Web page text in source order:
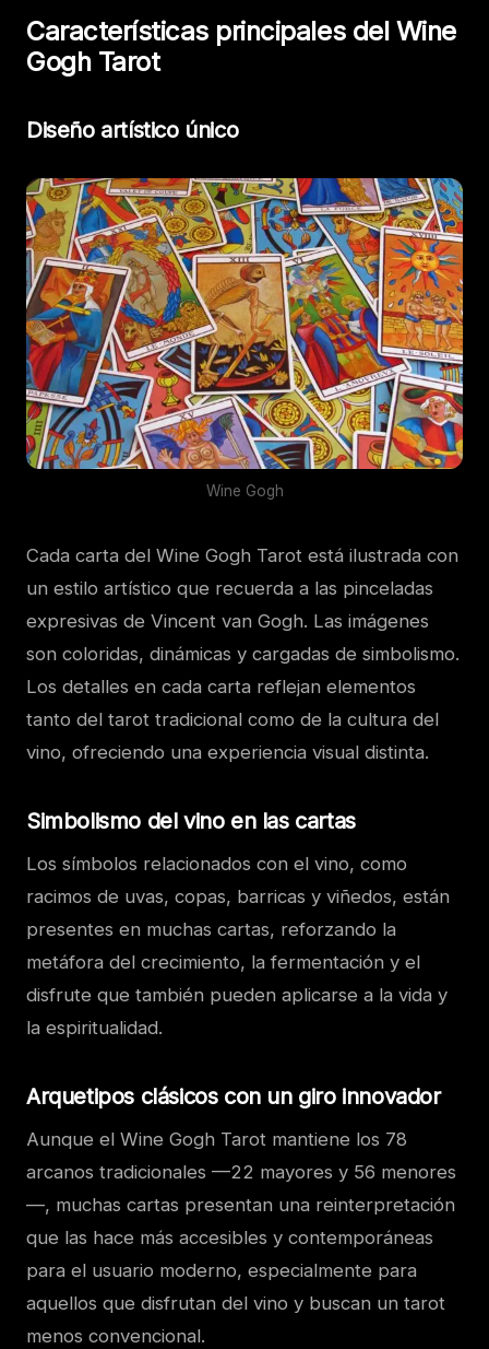
Características principales del Wine
Gogh Tarot
Diseño artístico único
Wine Gogh
Cada carta del Wine Gogh Tarot está ilustrada con
un estilo artístico que recuerda a las pinceladas
expresivas de Vincent van Gogh. Las imágenes
son coloridas, dinámicas y cargadas de simbolismo.
Los detalles en cada carta reflejan elementos
tanto del tarot tradicional como de la cultura del
vino, ofreciendo una experiencia visual distinta.
Simbolismo del vino en las cartas
Los símbolos relacionados con el vino, como
racimos de uvas, copas, barricas y viñedos, están
presentes en muchas cartas, reforzando la
metáfora del crecimiento, la fermentación y el
disfrute que también pueden aplicarse a la vida y
la espiritualidad.
Arquetipos clásicos con un giro innovador
Aunque el Wine Gogh Tarot mantiene los 78
arcanos tradicionales —22 mayores y 56 menores
—, muchas cartas presentan una reinterpretación
que las hace más accesibles y contemporáneas
para el usuario moderno, especialmente para
aquellos que disfrutan del vino y buscan un tarot
menos convencional.